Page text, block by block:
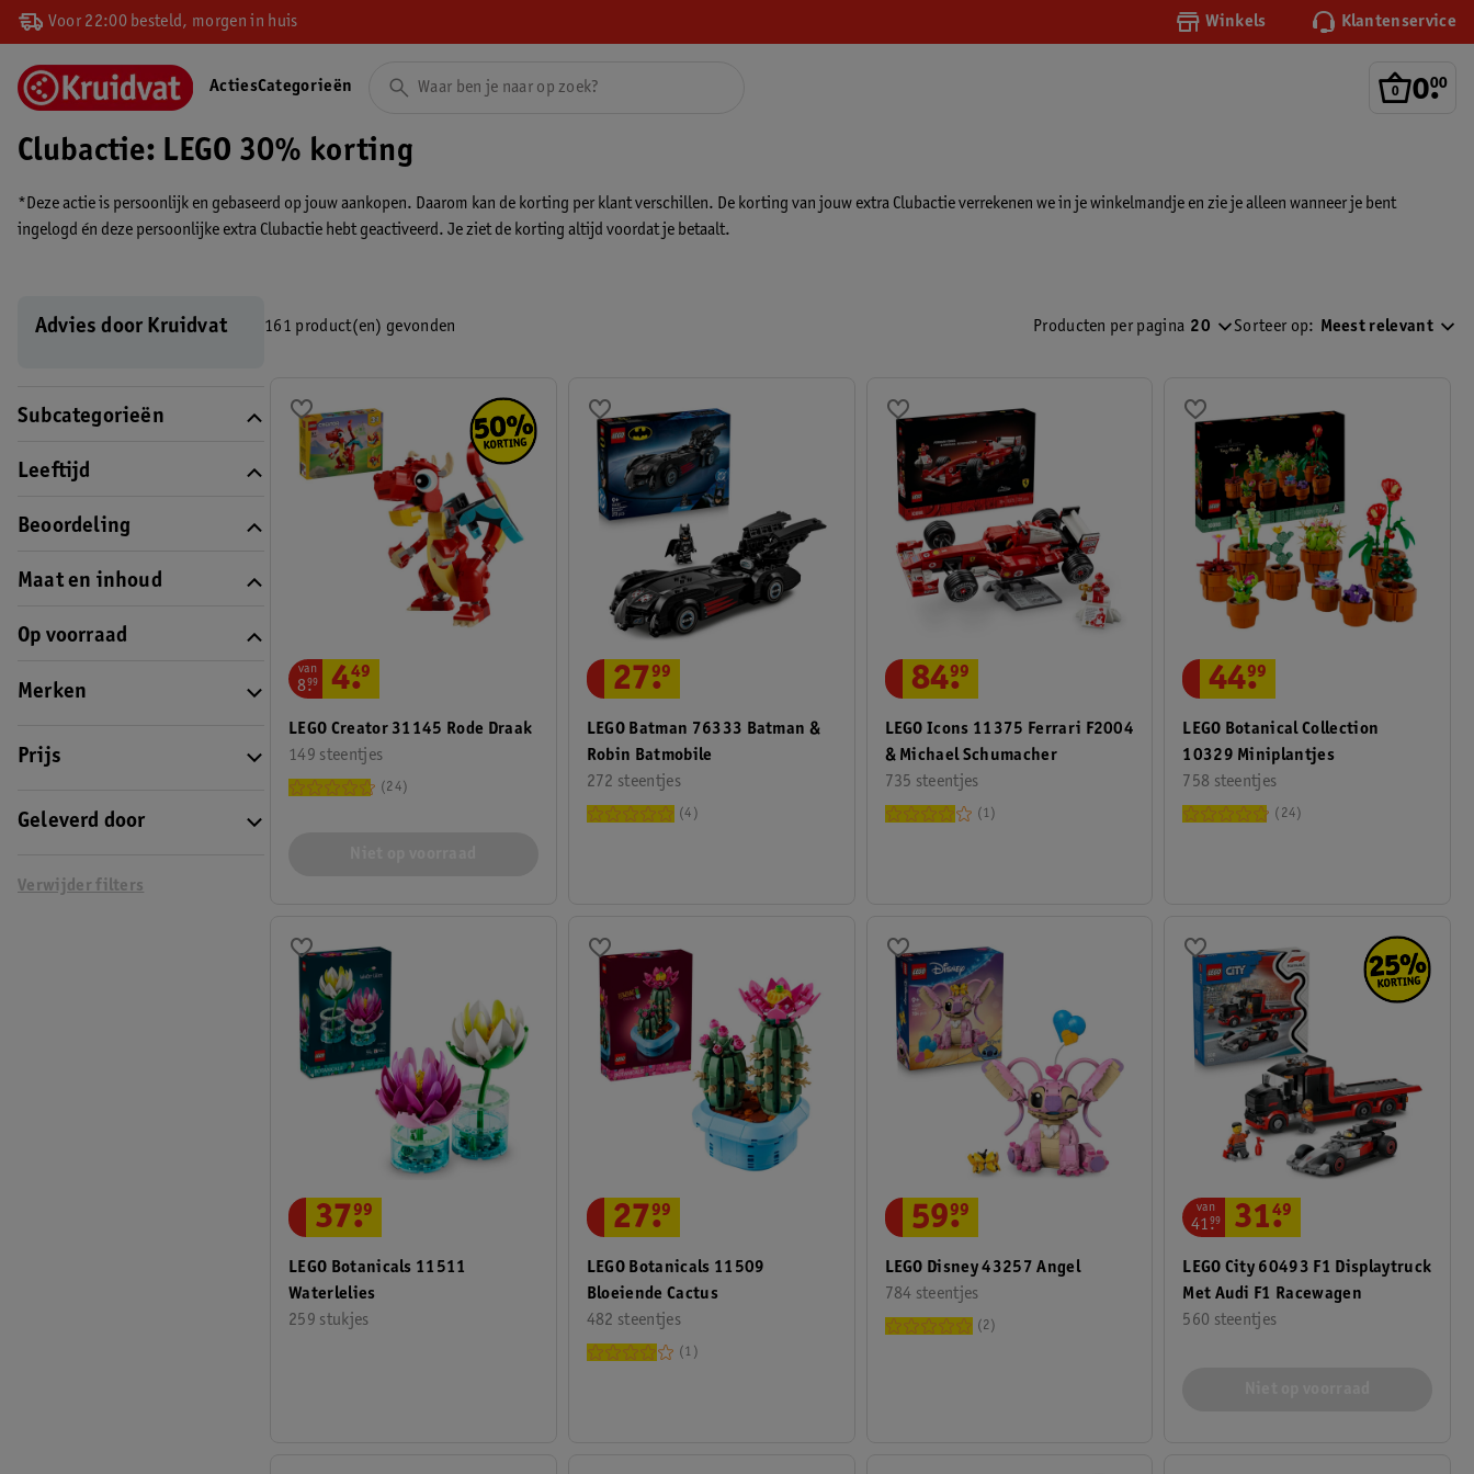
Voor 22:00 besteld, morgen in huis Winkels Klantenservice
0.
00
ActiesCategorieën
Clubactie: LEGO 30% korting
*Deze actie is persoonlijk en gebaseerd op jouw aankopen. Daarom kan de korting per klant verschillen. De korting van jouw extra Clubactie verrekenen we in je winkelmandje en zie je alleen wanneer je bent
ingelogd én deze persoonlijke extra Clubactie hebt geactiveerd. Je ziet de korting altijd voordat je betaalt.
Advies door Kruidvat
Subcategorieën
Leeftijd
Beoordeling
Maat en inhoud
Op voorraad
Merken
Prijs
Geleverd door
Verwijder filters
161 product(en) gevonden Producten per pagina 20 Sorteer op: Meest relevant
LEGO Creator 31145 Rode Draak
149 steentjes
van
8.
99 4.
49
24
LEGO Batman 76333 Batman &
Robin Batmobile
272 steentjes
27.
99
4
LEGO Icons 11375 Ferrari F2004
& Michael Schumacher
735 steentjes
84.
99
1
LEGO Botanical Collection
10329 Miniplantjes
758 steentjes
44.
99
24
LEGO Botanicals 11511
Waterlelies
259 stukjes
37.
99
LEGO Botanicals 11509
Bloeiende Cactus
482 steentjes
27.
99
1
LEGO Disney 43257 Angel
784 steentjes
59.
99
2
LEGO City 60493 F1 Displaytruck
Met Audi F1 Racewagen
560 steentjes
van
41.
99 31.
49